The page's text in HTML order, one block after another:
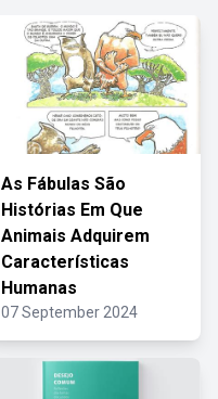
As Fábulas São
Histórias Em Que
Animais Adquirem
Características
Humanas
07 September 2024